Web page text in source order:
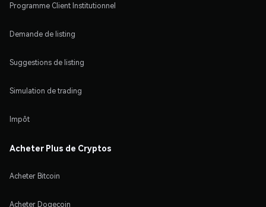
Programme Client Institutionnel
Demande de listing
Suggestions de listing
Simulation de trading
Impôt
Acheter Plus de Cryptos
Acheter Bitcoin
Acheter Dogecoin